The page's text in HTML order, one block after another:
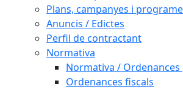
Plans, campanyes i
Anuncis / Edictes
Perfil de contractant
Normativa
Normativa / Ordenances
Ordenances fiscals